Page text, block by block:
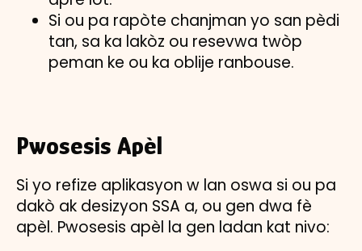
Si ou pa rapòte chanjman yo san pèdi
tan, sa ka lakòz ou resevwa twòp
peman ke ou ka oblije ranbouse.
Pwosesis Apèl
Si yo refize aplikasyon w lan oswa si ou pa
dakò ak desizyon SSA a, ou gen dwa fè
apèl. Pwosesis apèl la gen ladan kat nivo: